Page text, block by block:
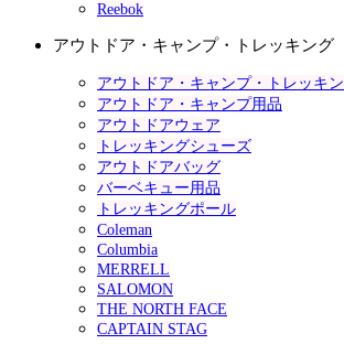
Reebok
アウトドア・キャンプ・トレッキング
アウトドア・キャンプ・トレッキ
アウトドア・キャンプ用品
アウトドアウェア
トレッキングシューズ
アウトドアバッグ
バーベキュー用品
トレッキングポール
Coleman
Columbia
MERRELL
SALOMON
THE NORTH FACE
CAPTAIN STAG